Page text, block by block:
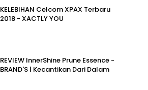
KELEBIHAN Celcom XPAX Terbaru
2018 - XACTLY YOU
REVIEW InnerShine Prune Essence -
BRAND'S | Kecantikan Dari Dalam